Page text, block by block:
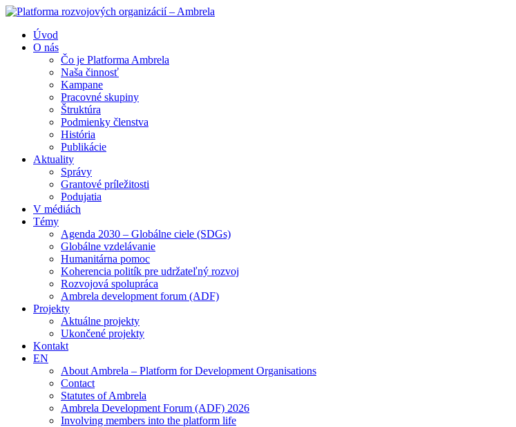
Úvod
O nás
Čo je Platforma Ambrela
Naša činnosť
Kampane
Pracovné skupiny
Štruktúra
Podmienky členstva
História
Publikácie
Aktuality
Správy
Grantové príležitosti
Podujatia
V médiách
Témy
Agenda 2030 – Globálne ciele (SDGs)
Globálne vzdelávanie
Humanitárna pomoc
Koherencia politík pre udržateľný rozvoj
Rozvojová spolupráca
Ambrela development forum (ADF)
Projekty
Aktuálne projekty
Ukončené projekty
Kontakt
EN
About Ambrela – Platform for Development Organisations
Contact
Statutes of Ambrela
Ambrela Development Forum (ADF) 2026
Involving members into the platform life